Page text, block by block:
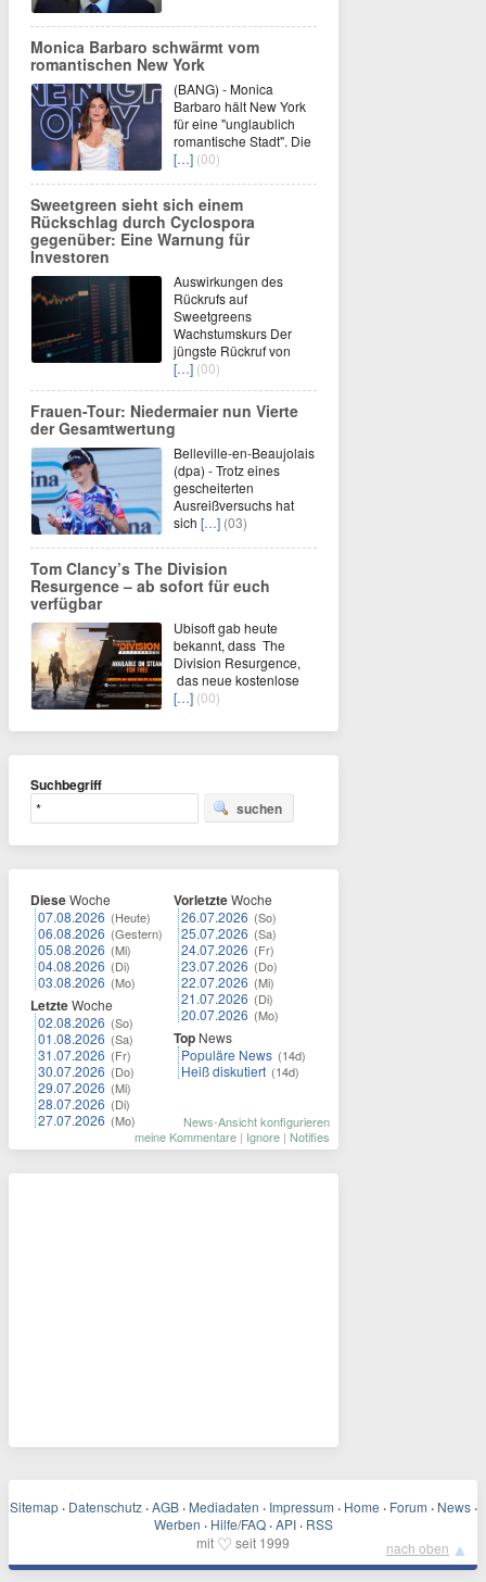
Monica Barbaro schwärmt vom
romantischen New York
(BANG) - Monica
Barbaro hält New York
für eine "unglaublich
romantische Stadt". Die
[…] (00)
Sweetgreen sieht sich einem
Rückschlag durch Cyclospora
gegenüber: Eine Warnung für
Investoren
Auswirkungen des
Rückrufs auf
Sweetgreens
Wachstumskurs Der
jüngste Rückruf von
[…] (00)
Frauen-Tour: Niedermaier nun Vierte
der Gesamtwertung
Belleville-en-Beaujolais
(dpa) - Trotz eines
gescheiterten
Ausreißversuchs hat
sich […] (03)
Tom Clancy’s The Division
Resurgence – ab sofort für euch
verfügbar
Ubisoft gab heute
bekannt, dass The
Division Resurgence,
das neue kostenlose
[…] (00)
Suchbegriff
suchen
DieseWoche
07.08.2026 (Heute)
06.08.2026 (Gestern)
05.08.2026 (Mi)
04.08.2026 (Di)
03.08.2026 (Mo)
LetzteWoche
02.08.2026 (So)
01.08.2026 (Sa)
31.07.2026 (Fr)
30.07.2026 (Do)
29.07.2026 (Mi)
28.07.2026 (Di)
27.07.2026 (Mo)
VorletzteWoche
26.07.2026 (So)
25.07.2026 (Sa)
24.07.2026 (Fr)
23.07.2026 (Do)
22.07.2026 (Mi)
21.07.2026 (Di)
20.07.2026 (Mo)
Top News
Populäre News (14d)
Heiß diskutiert (14d)
News-Ansicht konfigurieren
meine Kommentare | Ignore | Notifies
Sitemap · Datenschutz · AGB · Mediadaten · Impressum · Home · Forum · News ·
Werben · Hilfe/FAQ · API · RSS
mit ♡ seit 1999 nach oben ▲